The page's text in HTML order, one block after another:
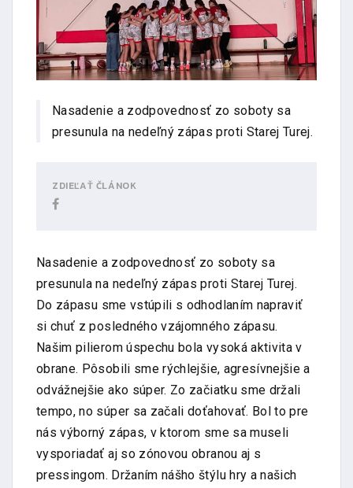
Nasadenie a zodpovednosť zo soboty sa
presunula na nedeľný zápas proti Starej Turej.
ZDIEĽAŤ ČLÁNOK
Nasadenie a zodpovednosť zo soboty sa
presunula na nedeľný zápas proti Starej Turej.
Do zápasu sme vstúpili s odhodlaním napraviť
si chuť z posledného vzájomného zápasu.
Našim pilierom úspechu bola vysoká aktivita v
obrane. Pôsobili sme rýchlejšie, agresívnejšie a
odvážnejšie ako súper. Zo začiatku sme držali
tempo, no súper sa začali doťahovať. Bol to pre
nás výborný zápas, v ktorom sme sa museli
vysporiadať aj so zónovou obranou aj s
pressingom. Držaním nášho štýlu hry a našich